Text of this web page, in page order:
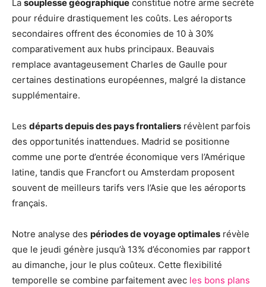
La souplesse géographique constitue notre arme secrète
pour réduire drastiquement les coûts. Les aéroports
secondaires offrent des économies de 10 à 30%
comparativement aux hubs principaux. Beauvais
remplace avantageusement Charles de Gaulle pour
certaines destinations européennes, malgré la distance
supplémentaire.
Les départs depuis des pays frontaliers révèlent parfois
des opportunités inattendues. Madrid se positionne
comme une porte d’entrée économique vers l’Amérique
latine, tandis que Francfort ou Amsterdam proposent
souvent de meilleurs tarifs vers l’Asie que les aéroports
français.
Notre analyse des périodes de voyage optimales révèle
que le jeudi génère jusqu’à 13% d’économies par rapport
au dimanche, jour le plus coûteux. Cette flexibilité
temporelle se combine parfaitement avec les bons plans